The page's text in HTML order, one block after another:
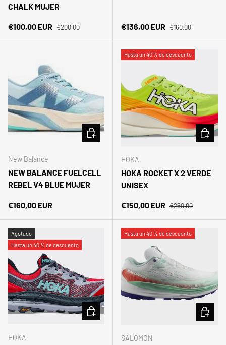
CHALK MUJER
Precio de venta
€100,00 EUR Precio normal
€200,00 Precio de venta
€136,00 EUR Precio normal
€160,00
New Balance
NEW BALANCE FUELCELL
REBEL V4 BLUE MUJER
Precio normal
€160,00 EUR
ELEGIR OPCIONES
Hasta un 40 % de descuento
HOKA
HOKA ROCKET X 2 VERDE
UNISEX
Precio de venta
€150,00 EUR Precio normal
€250,00
ELEGIR
Agotado
Hasta un 40 % de descuento
HOKA
ELEGIR OPCIONES
Hasta un 40 % de descuento
SALOMON
ELEGIR